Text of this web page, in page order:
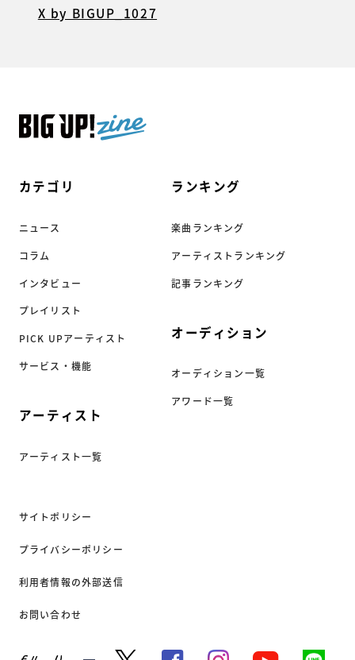
カテゴリ
ニュース
コラム
インタビュー
プレイリスト
PICK UPアーティスト
サービス・機能
アーティスト
アーティスト一覧
ランキング
楽曲ランキング
アーティストランキング
記事ランキング
オーディション
オーディション一覧
アワード一覧
サイトポリシー
プライバシーポリシー
利用者情報の外部送信
お問い合わせ
X by BIGUP_1027